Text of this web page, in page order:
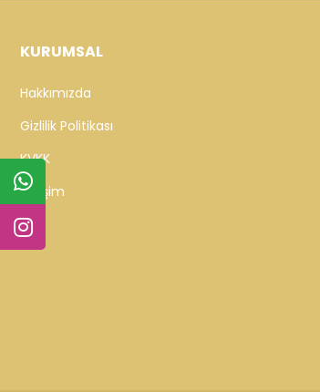
KURUMSAL
Hakkımızda
Gizlilik Politikası
KVKK
İletişim